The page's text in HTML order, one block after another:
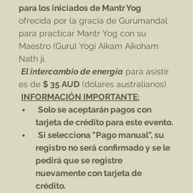
para los iniciados de Mantr Yog
ofrecida por la gracia de Gurumandal
para practicar Mantr Yog con su
Maestro (Guru) Yogi Aikam Aikoham
Nath ji.
El intercambio de energía para asistir
es de $ 35 AUD (dólares australianos)
INFORMACIÓN IMPORTANTE:
Solo se aceptarán pagos con
tarjeta de crédito para este evento.
Si selecciona "Pago manual", su
registro no será confirmado y se le
pedirá que se registre
nuevamente con tarjeta de
crédito.